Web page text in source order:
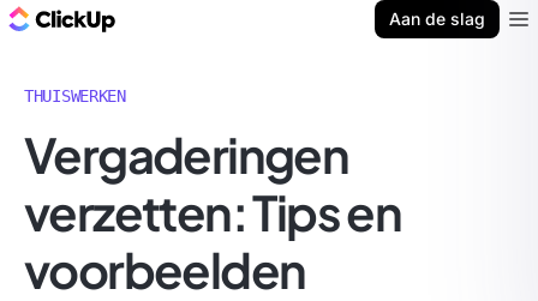
Aan de slag
THUISWERKEN
Vergaderingen
verzetten: Tips en
voorbeelden